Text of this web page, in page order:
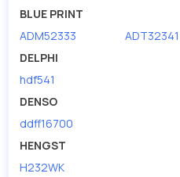
BLUE PRINT
ADM52333
ADT32341
DELPHI
hdf541
DENSO
ddff16700
HENGST
H232WK